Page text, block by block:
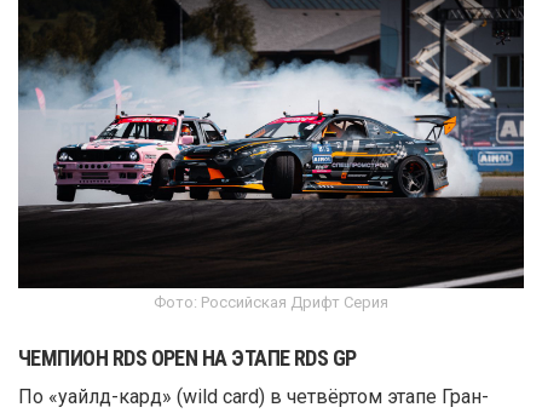
Фото: Российская Дрифт Серия
ЧЕМПИОН RDS OPEN НА ЭТАПЕ RDS GP
По «уайлд-кард» (wild card) в четвёртом этапе Гран-